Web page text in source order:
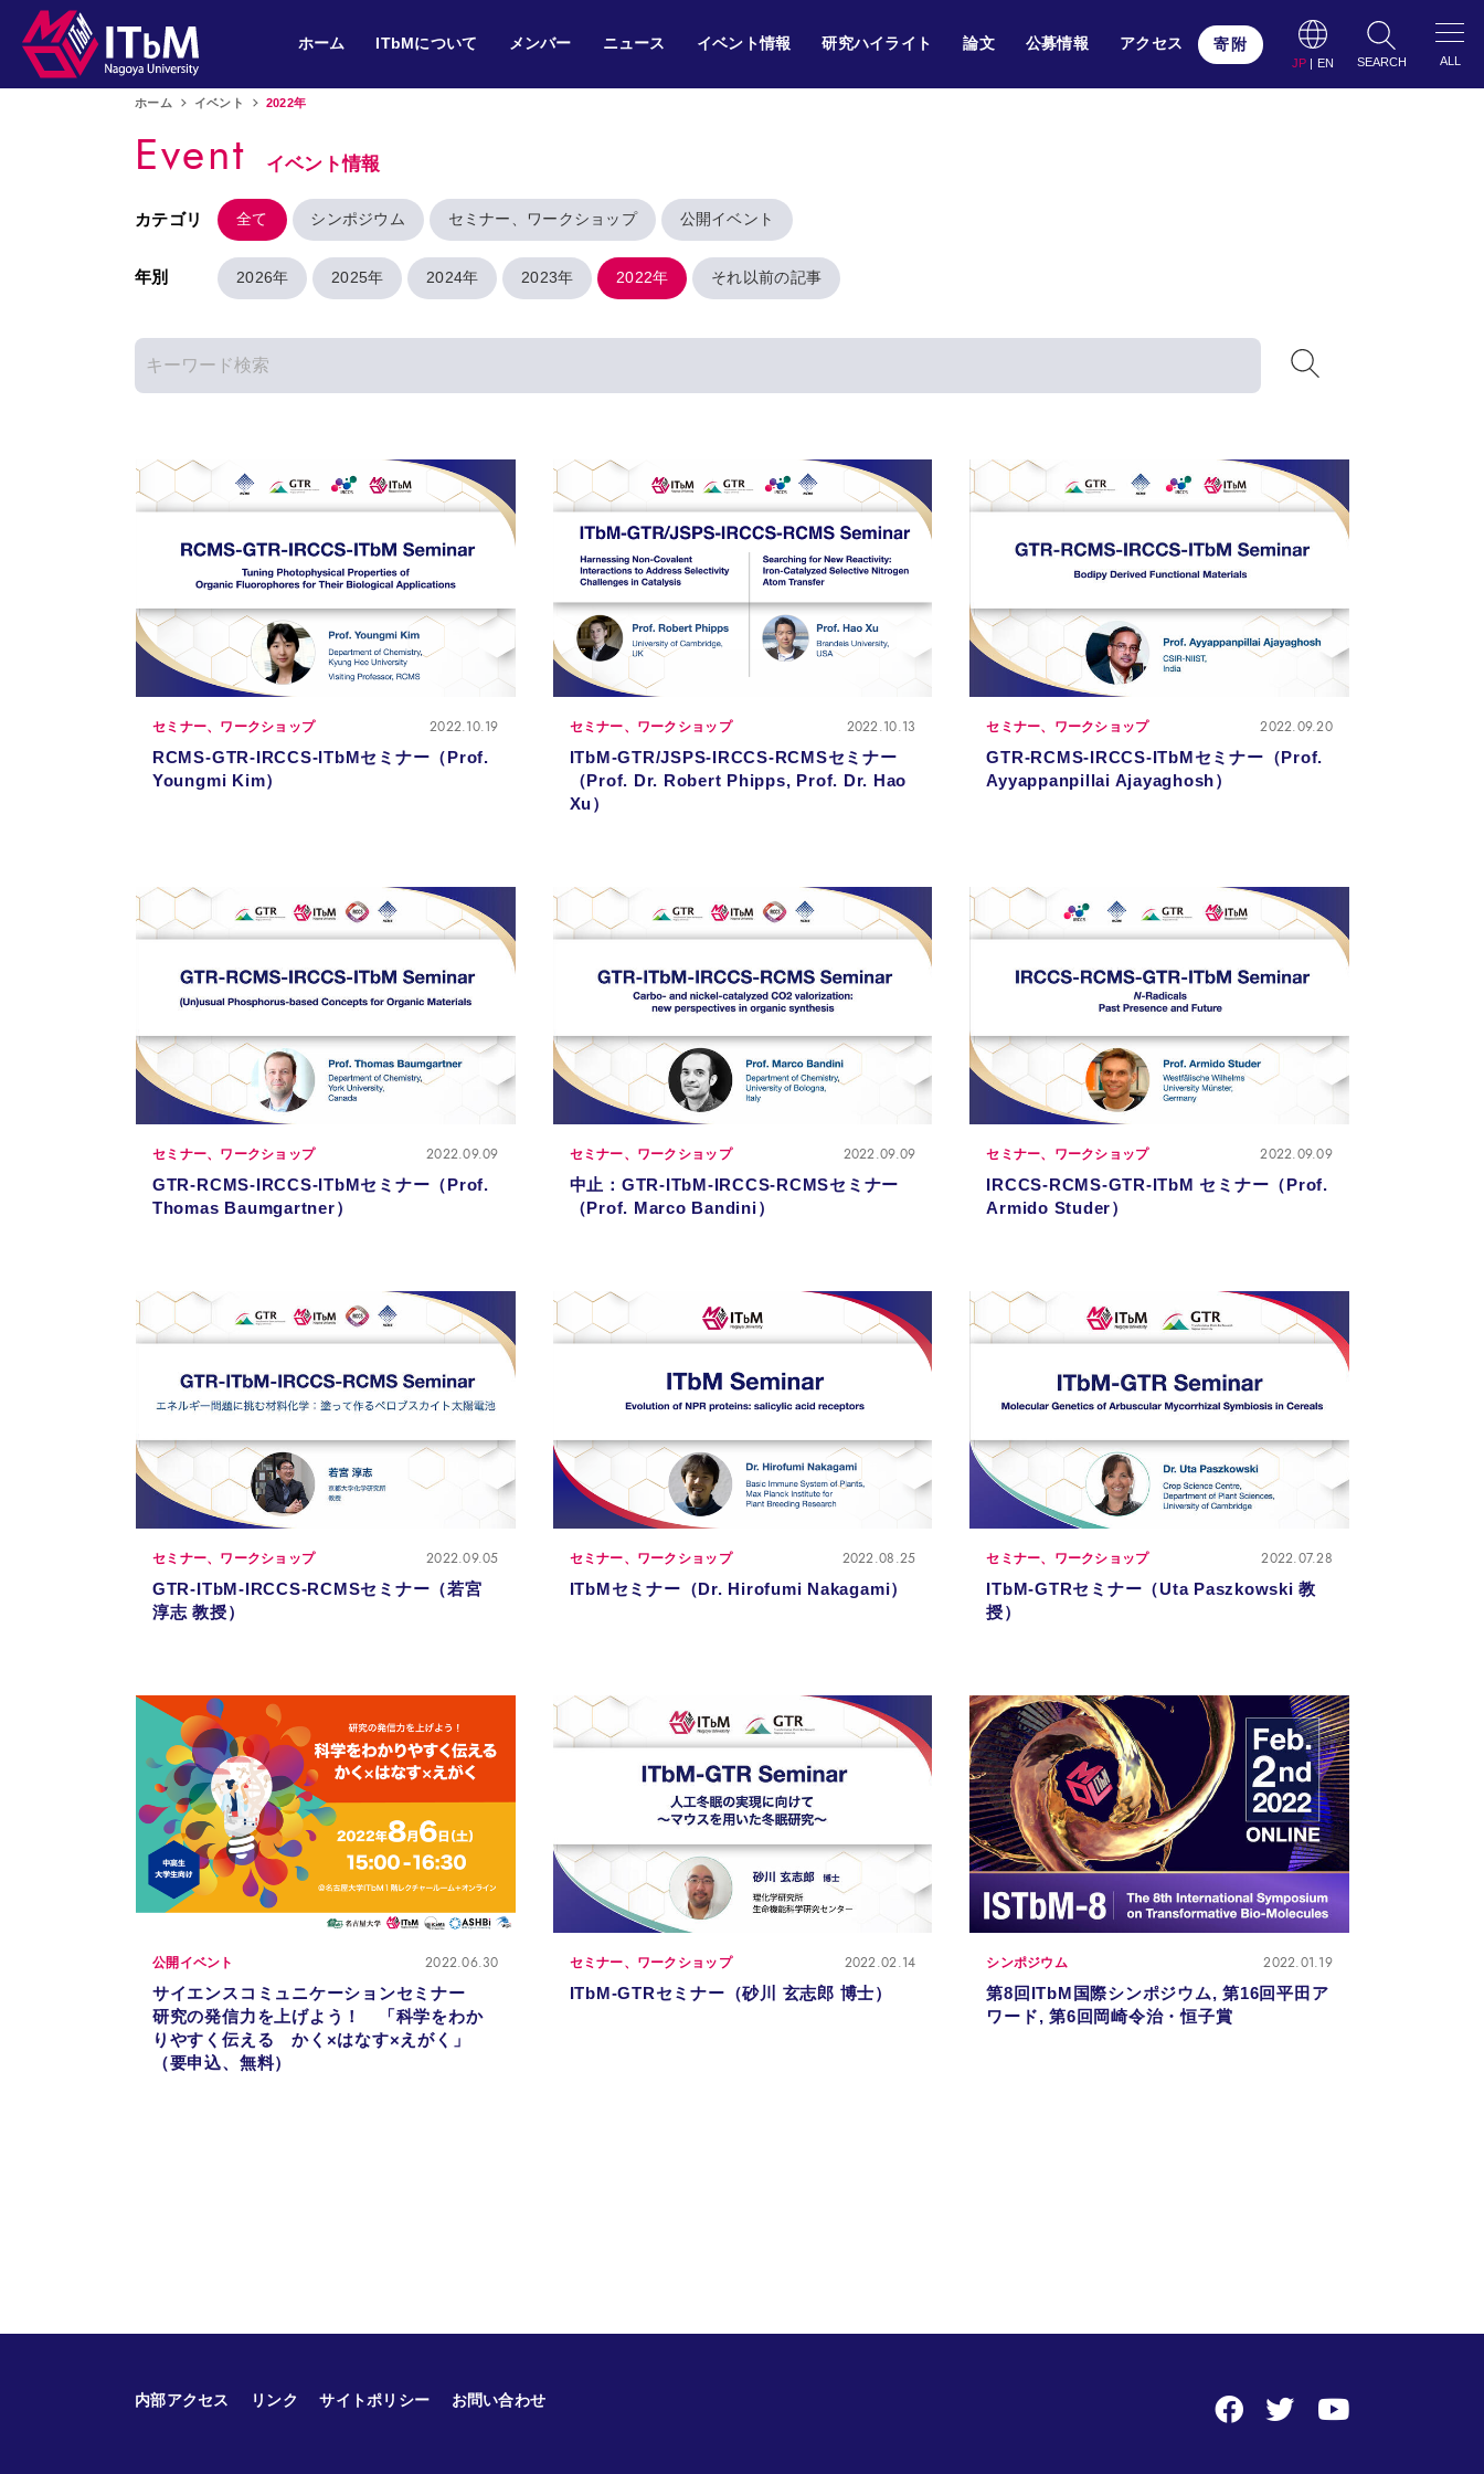
JP | EN SEARCH ALL
ホーム ITbMについて メンバー ニュース イベント情報 研究ハイライト 論文 公募情報 アクセス 寄附
ホーム イベント 2022年
Event イベント情報
カテゴリ 全て シンポジウム セミナー、ワークショップ 公開イベント
年別 2026年 2025年 2024年 2023年 2022年 それ以前の記事
2022.10.19
セミナー、ワークショップ
RCMS-GTR-IRCCS-ITbMセミナー（Prof.
Youngmi Kim）
2022.10.13
セミナー、ワークショップ
ITbM-GTR/JSPS-IRCCS-RCMSセミナー
（Prof. Dr. Robert Phipps, Prof. Dr. Hao
Xu）
2022.09.20
セミナー、ワークショップ
GTR-RCMS-IRCCS-ITbMセミナー（Prof.
Ayyappanpillai Ajayaghosh）
2022.09.09
セミナー、ワークショップ
GTR-RCMS-IRCCS-ITbMセミナー（Prof.
Thomas Baumgartner）
2022.09.09
セミナー、ワークショップ
中止：GTR-ITbM-IRCCS-RCMSセミナー
（Prof. Marco Bandini）
2022.09.09
セミナー、ワークショップ
IRCCS-RCMS-GTR-ITbM セミナー（Prof.
Armido Studer）
2022.09.05
セミナー、ワークショップ
GTR-ITbM-IRCCS-RCMSセミナー（若宮
淳志 教授）
2022.08.25
セミナー、ワークショップ
ITbMセミナー（Dr. Hirofumi Nakagami）
2022.07.28
セミナー、ワークショップ
ITbM-GTRセミナー（Uta Paszkowski 教
授）
2022.06.30
公開イベント
サイエンスコミュニケーションセミナー
研究の発信力を上げよう！ 「科学をわか
りやすく伝える かく×はなす×えがく」
（要申込、無料）
2022.02.14
セミナー、ワークショップ
ITbM-GTRセミナー（砂川 玄志郎 博士）
2022.01.19
シンポジウム
第8回ITbM国際シンポジウム, 第16回平田ア
ワード, 第6回岡崎令治・恒子賞
内部アクセス リンク サイトポリシー お問い合わせ